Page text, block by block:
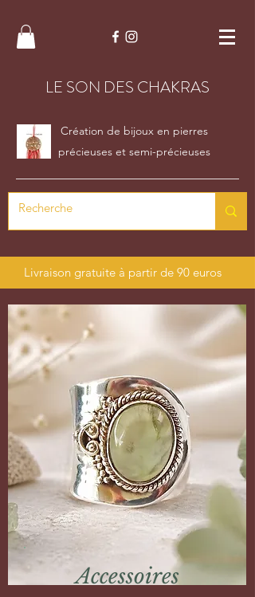
LE SON DES CHAKRAS
Création de bijoux en pierres
précieuses et semi-précieuses
Livraison gratuite à partir de 90 euros
Accessoires